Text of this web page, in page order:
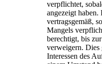
verpflichtet,
angezeigt
vertragsgemäß,
Mangels
berechtigt, bis
verweigern.
Interessen des